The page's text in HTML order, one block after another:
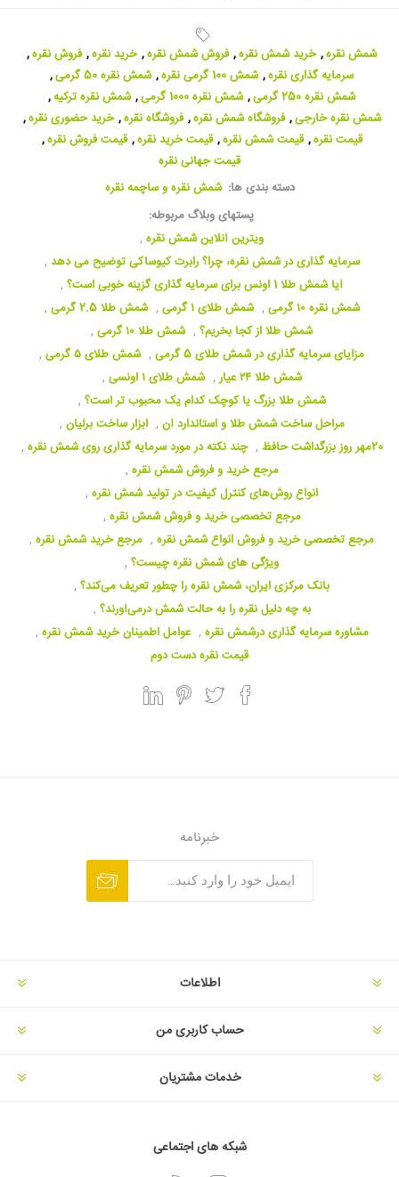
شمش نقره, خرید شمش نقره, فروش شمش نقره, خرید نقره, فروش نقره,
سرمایه گذاری نقره, شمش 100 گرمی نقره , شمش نقره 50 گرمی
,
شمش نقره 250 گرمی
, شمش نقره 1000 گرمی , شمش نقره ترکیه,
شمش نقره خارجی, فروشگاه شمش نقره, فروشگاه نقره, خرید حضوری نقره,
قیمت نقره, قیمت شمش نقره, قیمت خرید نقره, قیمت فروش نقره,
قیمت جهانی نقره
دسته بندی ها: شمش نقره و ساچمه نقره
پستهای وبلاگ مربوطه:
ویترین آنلاین شمش نقره ,
سرمایه گذاری در شمش نقره، چرا؟ رابرت کیوساکی توضیح می دهد ,
آیا شمش طلا 1 اونس برای سرمایه گذاری گزینه خوبی است؟
,
شمش نقره ۱۰ گرمی
, شمش طلای ۱ گرمی , شمش طلا 2.5 گرمی
,
شمش طلا از کجا بخریم؟ , شمش طلا ۱۰ گرمی
,
مزایای سرمایه گذاری در شمش طلای 5 گرمی
, شمش طلای ۵ گرمی
,
شمش طلا ۲۴ عیار
, شمش طلای ۱ اونسی
,
شمش طلا بزرگ یا کوچک کدام یک محبوب تر است؟ ,
مراحل ساخت شمش طلا و استاندارد آن , ابزار ساخت برلیان ,
20مهر روز بزرگداشت حافظ
, چند نکته در مورد سرمایه گذاری روی شمش نقره ,
مرجع خرید و فروش شمش نقره ,
انواع روش‌های کنترل کیفیت در تولید شمش نقره ,
مرجع تخصصی خرید و فروش شمش نقره ,
مرجع تخصصی خرید و فروش انواع شمش نقره , مرجع خرید شمش نقره ,
ویژگی های شمش نقره چیست؟ ,
بانک مرکزی ایران، شمش نقره را چطور تعریف می‌کند؟ ,
به چه دلیل نقره را به حالت شمش درمی‌آورند؟ ,
مشاوره سرمایه گذاری درشمش نقره , عوامل اطمینان خرید شمش نقره ,
قیمت نقره دست دوم
خبرنامه
اطلاعات
حساب کاربری من
خدمات مشتریان
شبکه های اجتماعی